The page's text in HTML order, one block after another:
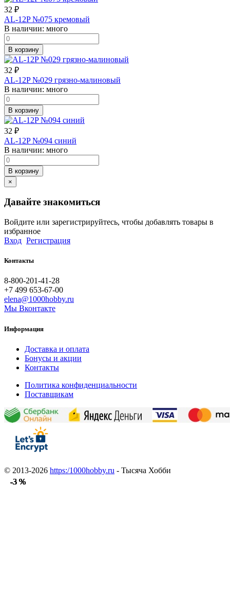
-3 %
-3 %
-3 %
-3 %
-3 %
-3 %
-3 %
-3 %
-3 %
-3 %
32 ₽
AL-12P №075 кремовый
В наличии: много
В корзину
-3 %
32 ₽
AL-12P №029 грязно-малиновый
В наличии: много
В корзину
-3 %
32 ₽
AL-12P №094 синий
В наличии: много
В корзину
×
Давайте знакомиться
Войдите или зарегистрируйтесь, чтобы добавлять товары в
избранное
Вход Регистрация
Контакты
8-800-201-41-28
+7 499 653-67-00
elena@1000hobby.ru
Мы Вконтакте
Информация
Доставка и оплата
Бонусы и акции
Контакты
Политика конфиденциальности
Поставщикам
© 2013-2026 https:/1000hobby.ru - Тысяча Хобби